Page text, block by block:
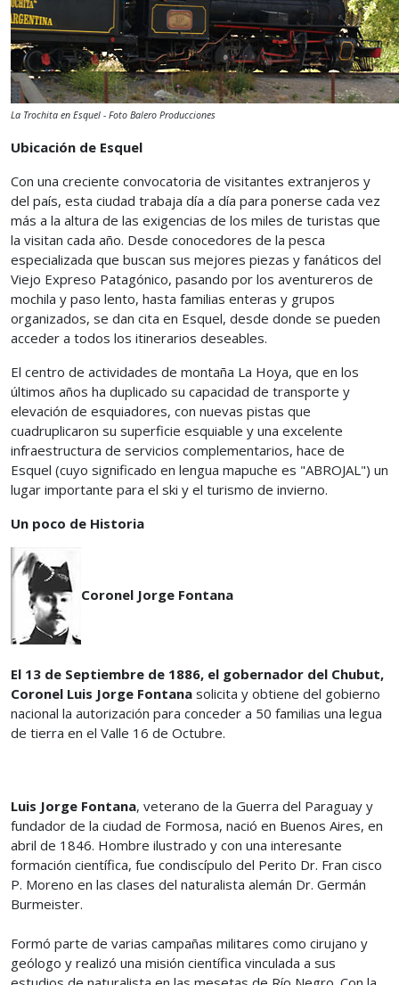
La Trochita en Esquel - Foto Balero Producciones
Ubicación de Esquel
Con una creciente convocatoria de visitantes extranjeros y
del país, esta ciudad trabaja día a día para ponerse cada vez
más a la altura de las exigencias de los miles de turistas que
la visitan cada año. Desde conocedores de la pesca
especializada que buscan sus mejores piezas y fanáticos del
Viejo Expreso Patagónico, pasando por los aventureros de
mochila y paso lento, hasta familias enteras y grupos
organizados, se dan cita en Esquel, desde donde se pueden
acceder a todos los itinerarios deseables.
El centro de actividades de montaña La Hoya, que en los
últimos años ha duplicado su capacidad de transporte y
elevación de esquiadores, con nuevas pistas que
cuadruplicaron su superficie esquiable y una excelente
infraestructura de servicios complementarios, hace de
Esquel (cuyo significado en lengua mapuche es "ABROJAL") un
lugar importante para el ski y el turismo de invierno.
Un poco de Historia
Coronel Jorge Fontana
El 13 de Septiembre de 1886, el gobernador del Chubut,
Coronel Luis Jorge Fontana solicita y obtiene del gobierno
nacional la autorización para conceder a 50 familias una legua
de tierra en el Valle 16 de Octubre.
Luis Jorge Fontana, veterano de la Guerra del Paraguay y
fundador de la ciudad de Formosa, nació en Buenos Aires, en
abril de 1846. Hombre ilustrado y con una interesante
formación científica, fue condiscípulo del Perito Dr. Fran cisco
P. Moreno en las clases del naturalista alemán Dr. Germán
Burmeister.
Formó parte de varias campañas militares como cirujano y
geólogo y realizó una misión científica vinculada a sus